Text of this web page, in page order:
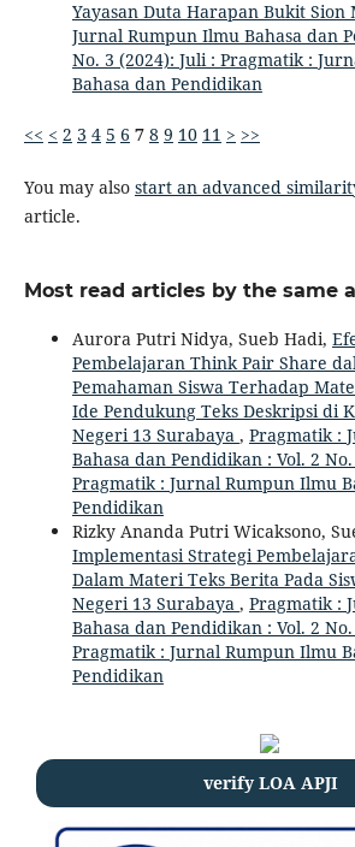
Yayasan Duta Harapan Bukit Sion
Jurnal Rumpun Ilmu Bahasa dan
No. 3 (2024): Juli : Pragmatik :
Bahasa dan Pendidikan
<< < 2 3 4 5 6 7 8 9 10 11 > >>
You may also start an advanced
article.
Most read articles by the same
Aurora Putri Nidya, Sueb Hadi,
Pembelajaran Think Pair Share
Pemahaman Siswa Terhadap
Ide Pendukung Teks Deskripsi di
Negeri 13 Surabaya , Pragmatik :
Bahasa dan Pendidikan : Vol. 2
Pragmatik : Jurnal Rumpun Ilmu
Pendidikan
Rizky Ananda Putri Wicaksono,
Implementasi Strategi
Dalam Materi Teks Berita Pada
Negeri 13 Surabaya , Pragmatik :
Bahasa dan Pendidikan : Vol. 2
Pragmatik : Jurnal Rumpun Ilmu
Pendidikan
verify LOA APJI